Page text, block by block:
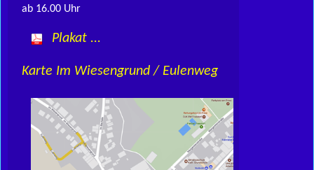
ab 16.00 Uhr
Plakat ...
Karte Im Wiesengrund / Eulenweg